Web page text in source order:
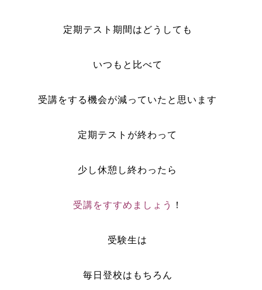
定期テスト期間はどうしても
いつもと比べて
受講をする機会が減っていたと思います
定期テストが終わって
少し休憩し終わったら
受講をすすめましょう ！
受験生は
毎日登校はもちろん